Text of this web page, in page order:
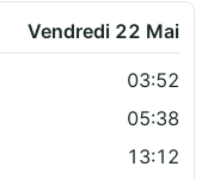
Vendredi 22 Mai
03:52
05:38
13:12